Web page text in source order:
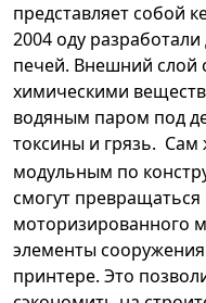
представляет собой
2004 оду
печей. Внешний слой
химическими
водяным паром под
токсины и грязь. Сам
модульным по
смогут
моторизированного
элементы
принтере. Это